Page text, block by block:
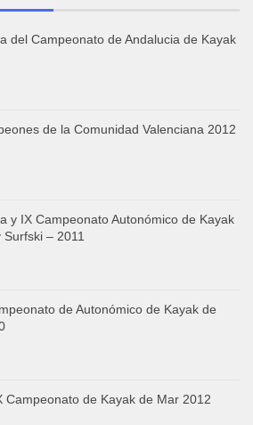
del Campeonato de Andalucia de Kayak
de la Comunidad Valenciana 2012
y IX Campeonato Autonómico de Kayak
Surfski – 2011
de Autonómico de Kayak de
Campeonato de Kayak de Mar 2012